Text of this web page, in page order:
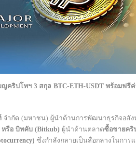
ริปโทฯ 3 สกุล BTC-ETH-USDT พร้อมฟรีค่
จำกัด (มหาชน) ผู้นำด้านการพัฒนาธุรกิจอสัง
รือ บิทคับ (Bitkub) ผู้นำด้านตลาดซื้อขายคริ
ซึ่งกำลังกลายเป็นสื่อกลางในการ